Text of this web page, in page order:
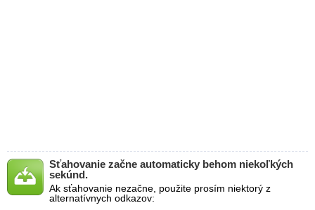
Sťahovanie začne automaticky behom niekoľkých
sekúnd.
Ak sťahovanie nezačne, použite prosím niektorý z
alternatívnych odkazov: